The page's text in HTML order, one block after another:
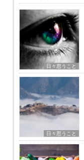
日々思うこと
日々思うこと